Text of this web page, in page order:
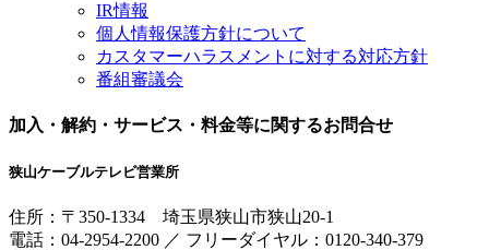
IR情報
個人情報保護方針について
カスタマーハラスメントに対する対応方針
番組審議会
加入・解約・サービス・料金等に関するお問合せ
狭山ケーブルテレビ営業所
住所： 〒350-1334 埼玉県狭山市狭山20-1
電話： 04-2954-2200 ／ フリーダイヤル：0120-340-379